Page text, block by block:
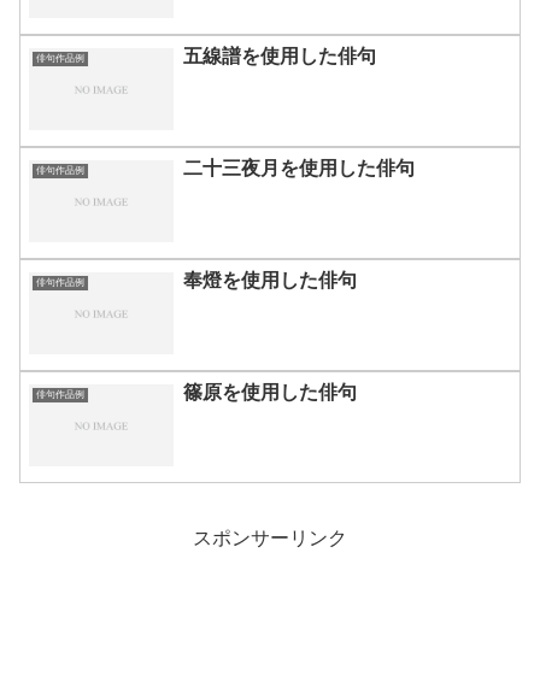
俳句作品例 五線譜を使用した俳句
俳句作品例 二十三夜月を使用した俳句
俳句作品例 奉燈を使用した俳句
俳句作品例 篠原を使用した俳句
スポンサーリンク